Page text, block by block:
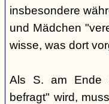
insbesondere
und Mädchen
wisse, was dort
Als S. am Ende
befragt" wird,